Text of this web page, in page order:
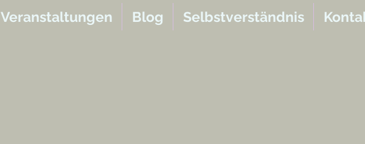
Veranstaltungen Blog Selbstverständnis